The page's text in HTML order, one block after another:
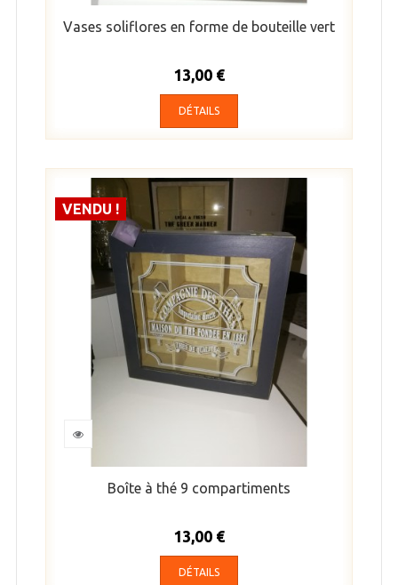
Vases soliflores en forme de bouteille vert
13,00 €
DÉTAILS
VENDU !
Boîte à thé 9 compartiments
13,00 €
DÉTAILS